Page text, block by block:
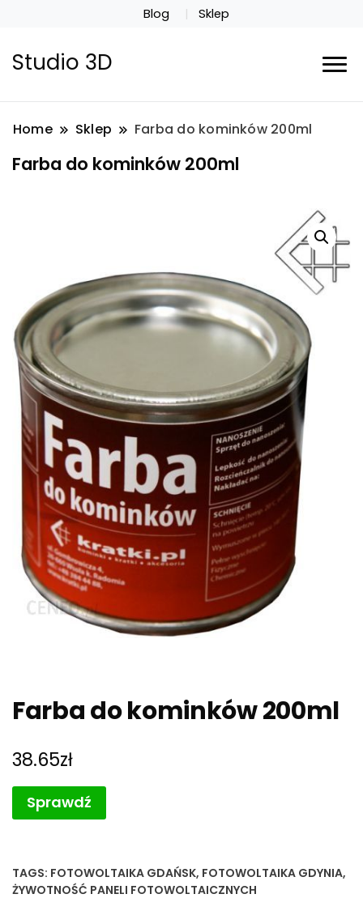
Blog Sklep
Studio 3D
Home Sklep Farba do kominków 200ml
Farba do kominków 200ml
Farba do kominków 200ml
38.65zł
Sprawdź
TAGS: FOTOWOLTAIKA GDAŃSK, FOTOWOLTAIKA GDYNIA,
ŻYWOTNOŚĆ PANELI FOTOWOLTAICZNYCH